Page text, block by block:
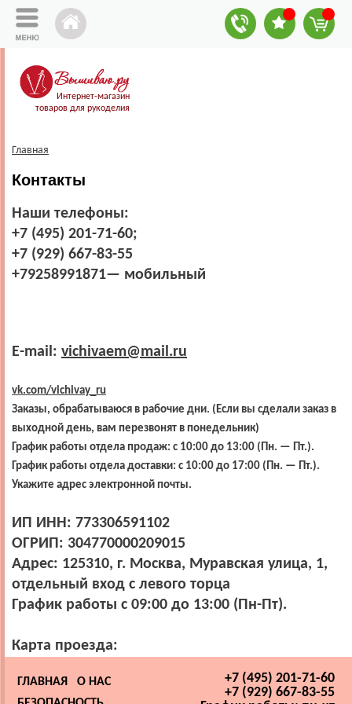
Интернет-магазин
товаров для рукоделия
Главная
Контакты
Наши телефоны:
+7 (495) 201-71-60;
+7 (929) 667-83-55
+79258991871— мобильный
E-mail: vichivaem@mail.ru
vk.com/vichivay_ru
Заказы, обрабатываюся в рабочие дни. (Если вы сделали заказ в
выходной день, вам перезвонят в понедельник)
График работы отдела продаж: с 10:00 до 13:00 (Пн. — Пт.).
График работы отдела доставки: с 10:00 до 17:00 (Пн. — Пт.).
Укажите адрес электронной почты.
ИП ИНН: 773306591102
ОГРИП: 304770000209015
Адрес: 125310, г. Москва, Муравская улица, 1,
отдельный вход с левого торца
График работы с 09:00 до 13:00 (Пн-Пт).
Карта проезда:
+7 (495) 201-71-60
+7 (929) 667-83-55
ГЛАВНАЯ
О НАС